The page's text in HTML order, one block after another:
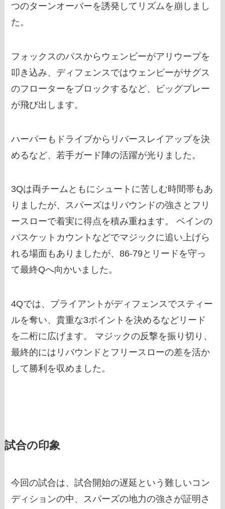
つのターンオーバーを誘発してリズムを崩しまし
た。
フォックスのパスからウェンビーがアリウープを
叩き込み、ディフェンスではウェンビーがサグス
のフローターをブロックするなど、ビッグプレー
が飛び出します。
ハーパーもドライブからリバースレイアップを決
めるなど、若手ガード陣の活躍が光りました。
3Qは両チームともにシュートに苦しむ時間帯もあ
りましたが、スパーズはリバウンドの強さとフリ
ースローで着実に得点を積み重ねます。 ベインの
バスケットカウントなどでマジックに追い上げら
れる場面もありましたが、86-79とリードを守っ
て最終Qへ向かいました。
4Qでは、ブライアントがディフェンスでスティー
ルを奪い、貴重な3ポイントを決めるなどリード
を二桁に広げます。 マジックの反撃を振り切り、
最終的にはリバウンドとフリースローの差を活か
して勝利を収めました。
試合の印象
今回の試合は、試合開始の遅延という難しいコン
ディションの中、スパーズの地力の強さが証明さ